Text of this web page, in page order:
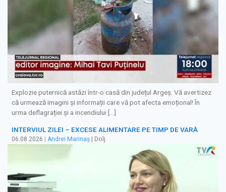
Explozie puternică astăzi într-o casă din județul Argeș. Vă avertizez
că urmează imagini și informații care vă pot afecta emoțional! În
urma deflagrației și a incendiului […]
INTERVIUL ZILEI – EXCESE ALIMENTARE PE TIMP DE VARĂ
06.08.2026 Andrei Marinaș | Dolj